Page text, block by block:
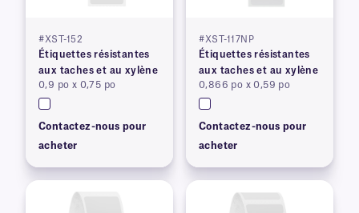
#XST-152
Étiquettes résistantes
aux taches et au xylène
0,9 po x 0,75 po
Contactez-nous pour
acheter
#XST-117NP
Étiquettes résistantes
aux taches et au xylène
0,866 po x 0,59 po
Contactez-nous pour
acheter